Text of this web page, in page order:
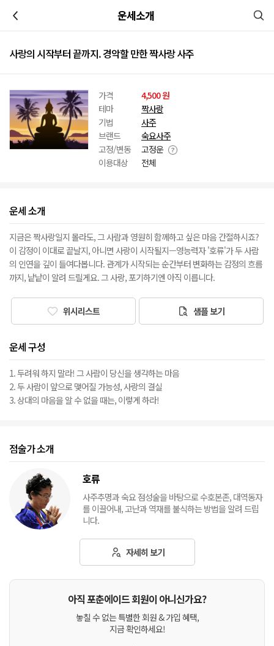
운세소개
사랑의 시작부터 끝까지. 경악할 만한 짝사랑 사주
가격
4,500 원
테마
짝사랑
기법
사주
브랜드
숙요사주
고정/변동
고정운
이용대상
전체
운세 소개
지금은 짝사랑일지 몰라도, 그 사람과 영원히 함께하고 싶은 마음 간절하시죠?
이 감정이 이대로 끝날지, 아니면 사랑이 시작될지—영능력자 '호류'가 두 사람
의 인연을 깊이 들여다봅니다. 관계가 시작되는 순간부터 변화하는 감정의 흐름
까지, 낱낱이 알려 드릴게요. 그 사랑, 포기하기엔 아직 이릅니다.
위시리스트 샘플 보기
운세 구성
1. 두려워 하지 말라! 그 사람이 당신을 생각하는 마음
2. 두 사람이 앞으로 맺어질 가능성, 사랑의 결실
3. 상대의 마음을 알 수 없을 때는, 이렇게 하라!
점술가 소개
호류
사주추명과 숙요 점성술을 바탕으로 수호본존, 대역동자
를 이끌어내, 고난과 역재를 불식하는 방법을 알려 드립
니다.
자세히 보기
아직 포춘에이드 회원이 아니신가요?
놓칠 수 없는 특별한 회원 & 가입 혜택,
지금 확인하세요!